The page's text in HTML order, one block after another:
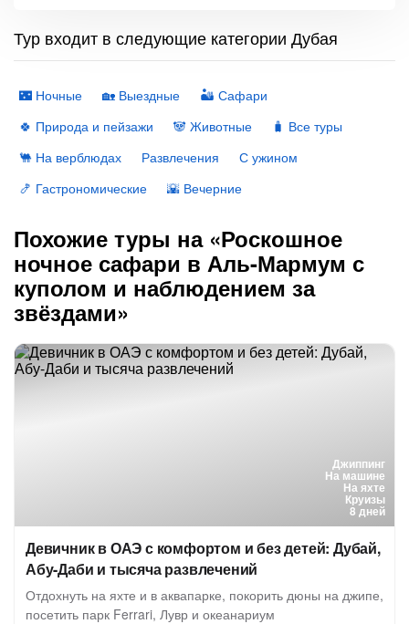
Тур входит в следующие категории Дубая
🌃 Ночные 🏡 Выездные
🏜 Сафари
🍀 Природа и пейзажи
🐼 Животные
🧳 Все туры
🐫 На верблюдах
Развлечения
С ужином
🍤 Гастрономические
🌇 Вечерние
Похожие туры на «Роскошное
ночное сафари в Аль-Мармум с
куполом и наблюдением за
звёздами»
Джиппинг
На машине
На яхте
Круизы
8 дней
Девичник в ОАЭ с комфортом и без детей: Дубай,
Абу-Даби и тысяча развлечений
Отдохнуть на яхте и в аквапарке, покорить дюны на джипе,
посетить парк Ferrari, Лувр и океанариум